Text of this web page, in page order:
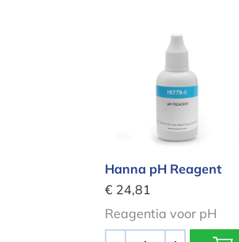
Hanna pH Reagent
Hanna pH Reagent
€ 24,81
Reagentia voor pH